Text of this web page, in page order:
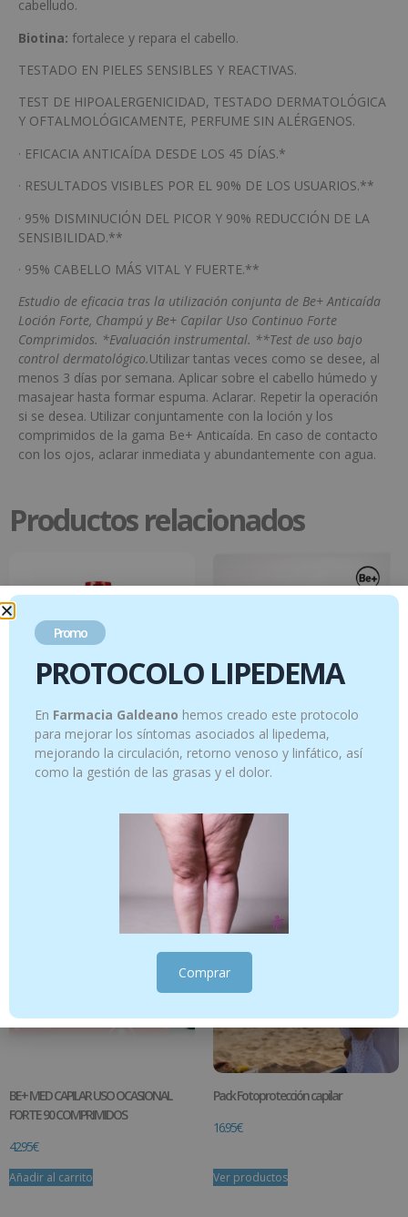
cabelludo.
Biotina: fortalece y repara el cabello.
TESTADO EN PIELES SENSIBLES Y REACTIVAS.
TEST DE HIPOALERGENICIDAD, TESTADO DERMATOLÓGICA
Y OFTALMOLÓGICAMENTE, PERFUME SIN ALÉRGENOS.
· EFICACIA ANTICAÍDA DESDE LOS 45 DÍAS.*
· RESULTADOS VISIBLES POR EL 90% DE LOS USUARIOS.**
· 95% DISMINUCIÓN DEL PICOR Y 90% REDUCCIÓN DE LA
SENSIBILIDAD.**
· 95% CABELLO MÁS VITAL Y FUERTE.**
Estudio de eficacia tras la utilización conjunta de Be+ Anticaída
Loción Forte, Champú y Be+ Capilar Uso Continuo Forte
Comprimidos. *Evaluación instrumental. **Test de uso bajo
control dermatológico.Utilizar tantas veces como se desee, al
menos 3 días por semana. Aplicar sobre el cabello húmedo y
masajear hasta formar espuma. Aclarar. Repetir la operación
si se desea. Utilizar conjuntamente con la loción y los
comprimidos de la gama Be+ Anticaída. En caso de contacto
con los ojos, aclarar inmediata y abundantemente con agua.
Productos relacionados
Alpecin Caffeine Champoo C1 Black
Edition 375ml
BE+ MED CAPILAR LOCION ANTICAIDA
FORTE 20 UNIDADES 5 ml
31.95€
Añadir al carrito
BE+ MED CAPILAR USO OCASIONAL
FORTE 90 COMPRIMIDOS
42.95€
Añadir al carrito
Pack Fotoprotección capilar
16.95€
Ver productos
Promo
PROTOCOLO LIPEDEMA
En Farmacia Galdeano hemos creado este protocolo
para mejorar los síntomas asociados al lipedema,
mejorando la circulación, retorno venoso y linfático, así
como la gestión de las grasas y el dolor.
Comprar